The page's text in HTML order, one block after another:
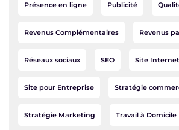
Présence en ligne Publicité
Revenus Complémentaires Revenus
Réseaux sociaux SEO Site Internet
Site pour Entreprise Stratégie
Stratégie Marketing Travail à Domicile